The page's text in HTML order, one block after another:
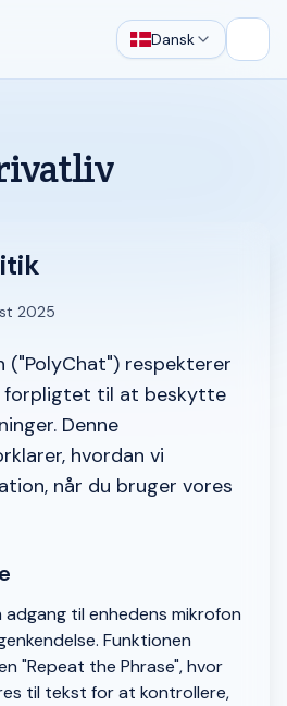
Dansk
2025
("PolyChat") respekterer
forpligtet til at beskytte
Denne
hvordan vi
når du bruger vores
til enhedens mikrofon
Funktionen
"Repeat the Phrase", hvor
til tekst for at kontrollere,